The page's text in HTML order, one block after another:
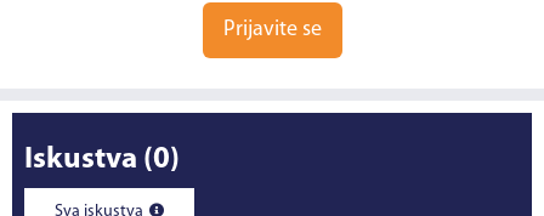
Prijavite se
Iskustva (0)
Sva iskustva